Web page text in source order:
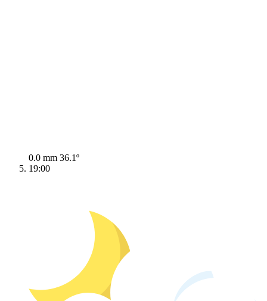
0.0 mm 36.1º
19:00